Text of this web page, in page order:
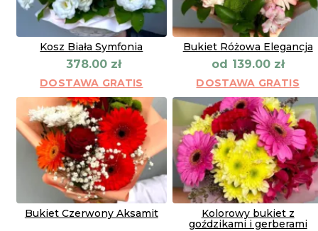
Kosz Biała Symfonia
378.00 zł
DOSTAWA GRATIS
Bukiet Różowa Elegancja
od 139.00 zł
DOSTAWA GRATIS
Bukiet Czerwony Aksamit
Kolorowy bukiet z
goździkami i gerberami